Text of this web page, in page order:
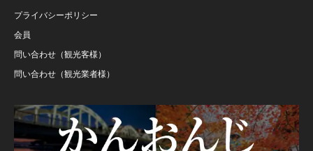
プライバシーポリシー
会員
問い合わせ（観光客様）
問い合わせ（観光業者様）